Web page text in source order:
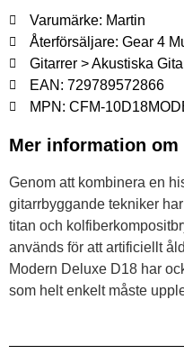
Varumärke: Martin
Återförsäljare: Gear 4
Gitarrer > Akustiska
EAN: 729789572866
MPN: CFM-
Mer information om
Genom att kombinera en
gitarrbyggande tekniker
titan och
används för att artificiellt
Modern Deluxe D18 har
som helt enkelt måste